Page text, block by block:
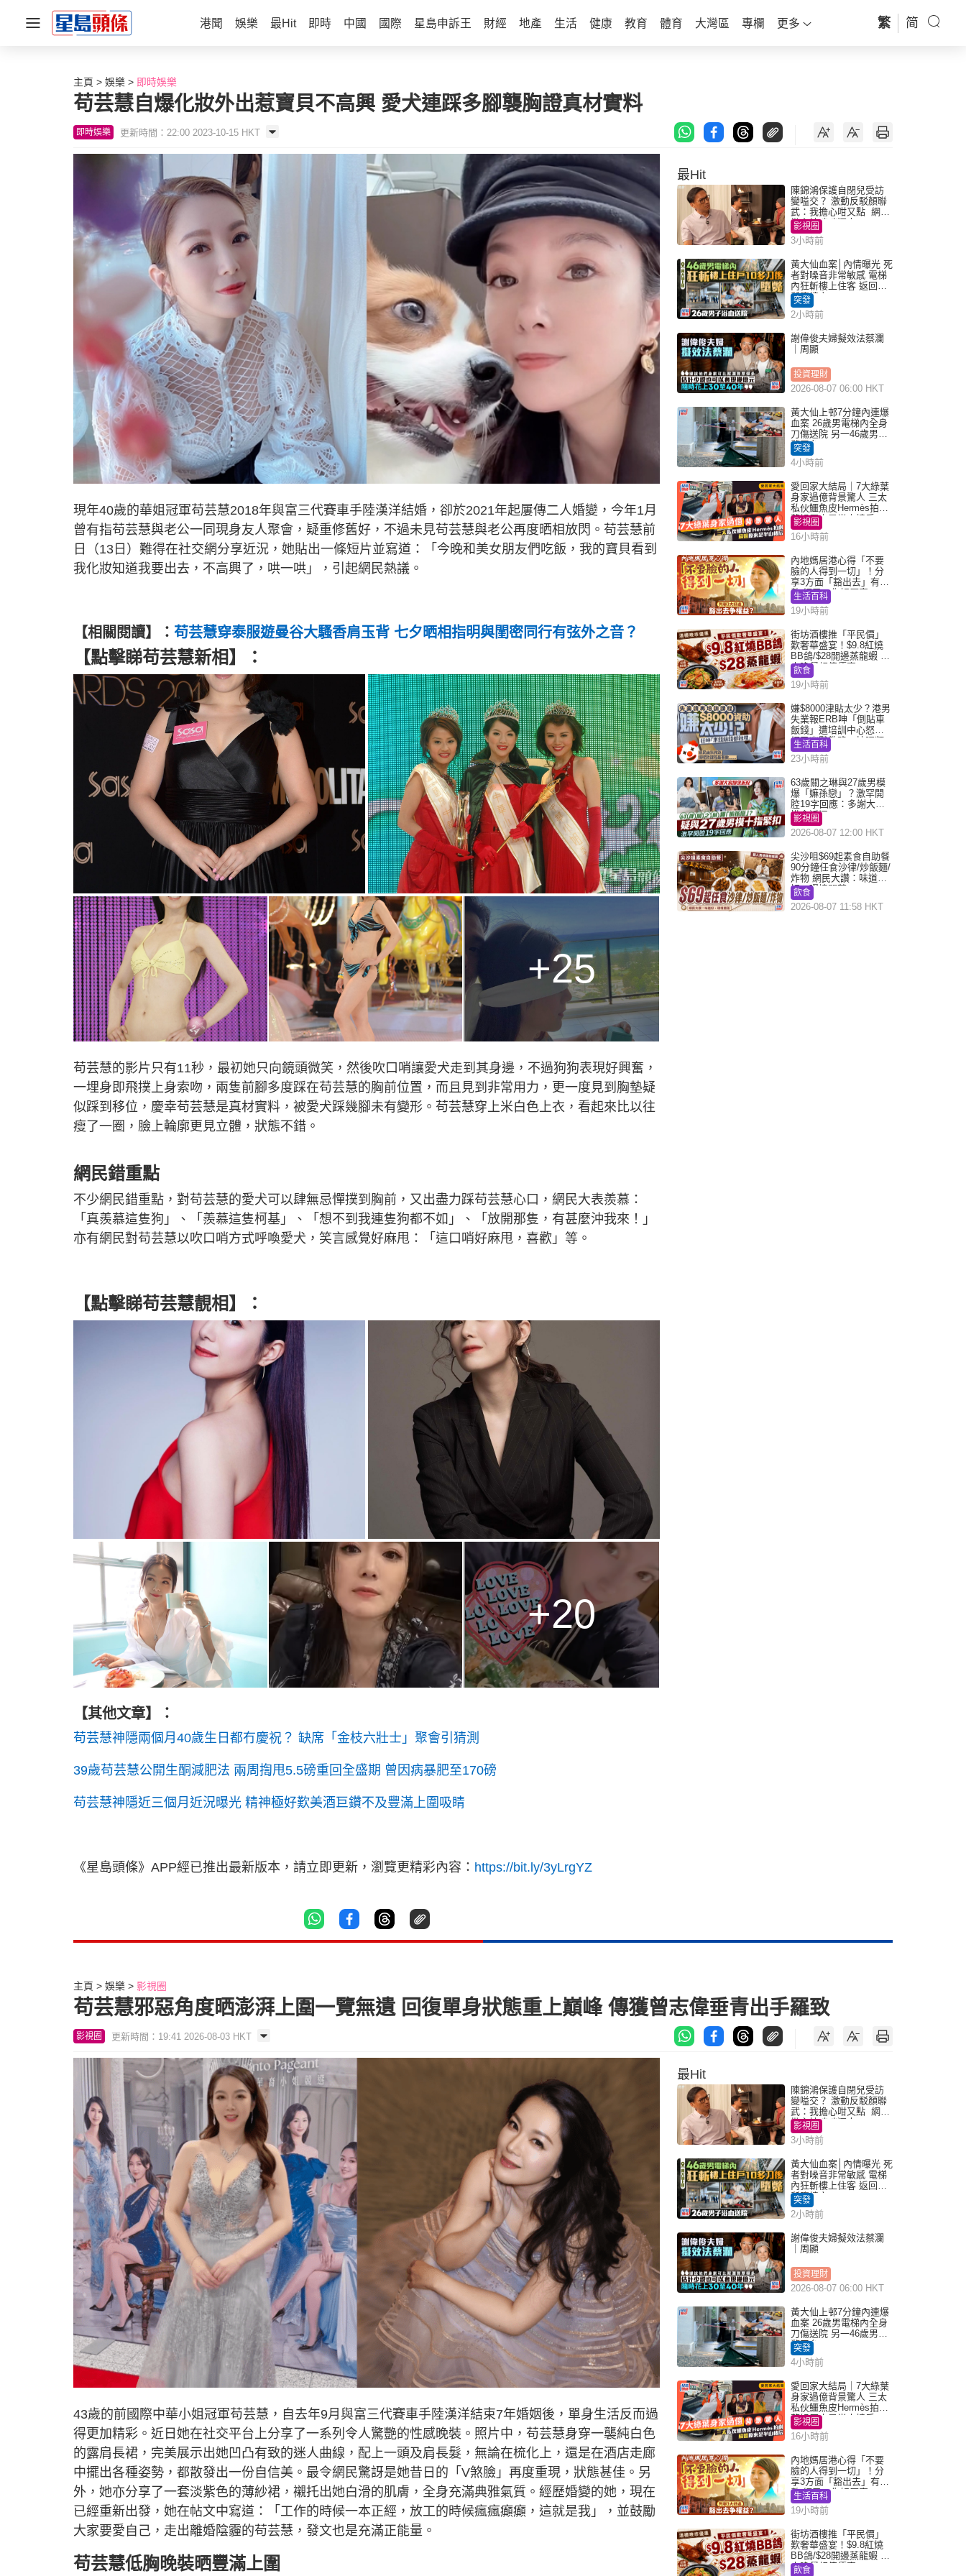
港聞 娛樂 最Hit 即時 中國 國際 星島申訴王 財經 地產 生活 健康 教育 體育 大灣區 專欄 更多 繁 简
主頁 娛樂 即時娛樂
苟芸慧自爆化妝外出惹寶貝不高興 愛犬連踩多腳襲胸證真材實料
即時娛樂 更新時間：22:00 2023-10-15 HKT
現年40歲的華姐冠軍苟芸慧2018年與富三代賽車手陸漢洋結婚，卻於2021年起屢傳二人婚變，今年1月
曾有指苟芸慧與老公一同現身友人聚會，疑重修舊好，不過未見苟芸慧與老公再度晒相放閃。苟芸慧前
日（13日）難得在社交網分享近況，她貼出一條短片並寫道：「今晚和美女朋友們吃飯，我的寶貝看到
我化妝知道我要出去，不高興了，哄一哄」，引起網民熱議。
【相關閱讀】： 苟芸慧穿泰服遊曼谷大騷香肩玉背 七夕晒相指明與閨密同行有弦外之音？
【點擊睇苟芸慧新相】：
+25
苟芸慧的影片只有11秒，最初她只向鏡頭微笑，然後吹口哨讓愛犬走到其身邊，不過狗狗表現好興奮，
一埋身即飛撲上身索吻，兩隻前腳多度踩在苟芸慧的胸前位置，而且見到非常用力，更一度見到胸墊疑
似踩到移位，慶幸苟芸慧是真材實料，被愛犬踩幾腳未有變形。苟芸慧穿上米白色上衣，看起來比以往
瘦了一圈，臉上輪廓更見立體，狀態不錯。
網民錯重點
不少網民錯重點，對苟芸慧的愛犬可以肆無忌憚撲到胸前，又出盡力踩苟芸慧心口，網民大表羨慕：
「真羨慕這隻狗」、「羨慕這隻柯基」、「想不到我連隻狗都不如」、「放開那隻，有甚麼沖我來！」
亦有網民對苟芸慧以吹口哨方式呼喚愛犬，笑言感覺好麻甩：「這口哨好麻甩，喜歡」等。
【點擊睇苟芸慧靚相】：
+20
【其他文章】 ：
苟芸慧神隱兩個月40歲生日都冇慶祝？ 缺席「金枝六壯士」聚會引猜測
39歲苟芸慧公開生酮減肥法 兩周揈甩5.5磅重回全盛期 曾因病暴肥至170磅
苟芸慧神隱近三個月近況曝光 精神極好歎美酒巨鑽不及豐滿上圍吸睛
《星島頭條》APP經已推出最新版本，請立即更新，瀏覽更精彩內容： https://bit.ly/3yLrgYZ
最Hit
陳錦鴻保護自閉兒受訪
變嗌交？ 激動反駁顏聯
武：我擔心咁又點 網民
批主持咄咄逼人
影視圈
3小時前
黃大仙血案│內情曝光 死
者對噪音非常敏感 電梯
內狂斬樓上住客 返回住
所墮樓亡
突發
2小時前
謝偉俊夫婦擬效法蔡瀾
｜周顯
投資理財
2026-08-07 06:00 HKT
黃大仙上邨7分鐘內連爆
血案 26歲男電梯內全身
刀傷送院 另一46歲男倒
斃平台
突發
4小時前
愛回家大結局｜7大綠葉
身家過億背景驚人 三太
私伙鱷魚皮Hermès拍劇
蘇姐原來是半山樓后
影視圈
16小時前
內地媽居港心得「不要
臉的人得到一切」！分
享3方面「豁出去」有著
數 網民：你好厲害
生活百科
19小時前
街坊酒樓推「平民價」
歎奢華盛宴！$9.8紅燒
BB鴿/$28開邊蒸龍蝦 3
大晚餐超值優惠
飲食
19小時前
嫌$8000津貼太少？港男
失業報ERB呻「倒貼車
飯錢」遭培訓中心怒轟
網民幽默教路：揀呢類
課程唔會蝕...
生活百科
23小時前
63歲關之琳與27歲男模
爆「嫲孫戀」？激罕開
腔19字回應：多謝大家
掛念近況
影視圈
2026-08-07 12:00 HKT
尖沙咀$69起素食自助餐
90分鐘任食沙律/炒飯麵/
炸物 網民大讚：味道
好，環境闊落
飲食
2026-08-07 11:58 HKT
主頁 娛樂 影視圈
苟芸慧邪惡角度晒澎湃上圍一覽無遺 回復單身狀態重上巔峰 傳獲曾志偉垂青出手羅致
影視圈 更新時間：19:41 2026-08-03 HKT
43歲的前國際中華小姐冠軍苟芸慧，自去年9月與富三代賽車手陸漢洋結束7年婚姻後，單身生活反而過
得更加精彩。近日她在社交平台上分享了一系列令人驚艷的性感晚裝。照片中，苟芸慧身穿一襲純白色
的露肩長裙，完美展示出她凹凸有致的迷人曲線，配上一頭及肩長髮，無論在梳化上，還是在酒店走廊
中擺出各種姿勢，都散發出一份自信美。最令網民驚訝是她昔日的「V煞臉」再度重現，狀態甚佳。另
外，她亦分享了一套淡紫色的薄紗裙，襯托出她白滑的肌膚，全身充滿典雅氣質。經歷婚變的她，現在
已經重新出發，她在帖文中寫道：「工作的時候一本正經，放工的時候瘋瘋癲癲，這就是我」，並鼓勵
大家要愛自己，走出離婚陰霾的苟芸慧，發文也是充滿正能量。
苟芸慧低胸晚裝晒豐滿上圍
最Hit
陳錦鴻保護自閉兒受訪
變嗌交？ 激動反駁顏聯
武：我擔心咁又點 網民
批主持咄咄逼人
影視圈
3小時前
黃大仙血案│內情曝光 死
者對噪音非常敏感 電梯
內狂斬樓上住客 返回住
所墮樓亡
突發
2小時前
謝偉俊夫婦擬效法蔡瀾
｜周顯
投資理財
2026-08-07 06:00 HKT
黃大仙上邨7分鐘內連爆
血案 26歲男電梯內全身
刀傷送院 另一46歲男倒
斃平台
突發
4小時前
愛回家大結局｜7大綠葉
身家過億背景驚人 三太
私伙鱷魚皮Hermès拍劇
蘇姐原來是半山樓后
影視圈
16小時前
內地媽居港心得「不要
臉的人得到一切」！分
享3方面「豁出去」有著
數 網民：你好厲害
生活百科
19小時前
街坊酒樓推「平民價」
歎奢華盛宴！$9.8紅燒
BB鴿/$28開邊蒸龍蝦 3
大晚餐超值優惠
飲食